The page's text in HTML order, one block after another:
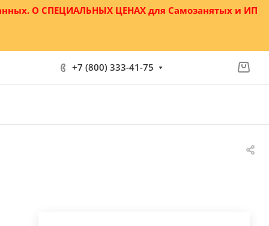
О СПЕЦИАЛЬНЫХ ЦЕНАХ для Самозанятых и ИП
+7 (800) 333-41-75